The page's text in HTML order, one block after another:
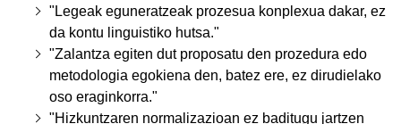
"Legeak eguneratzeak prozesua konplexua dakar, ez
da kontu linguistiko hutsa."
"Zalantza egiten dut proposatu den prozedura edo
metodologia egokiena den, batez ere, ez dirudielako
oso eraginkorra."
"Hizkuntzaren normalizazioan ez baditugu jartzen